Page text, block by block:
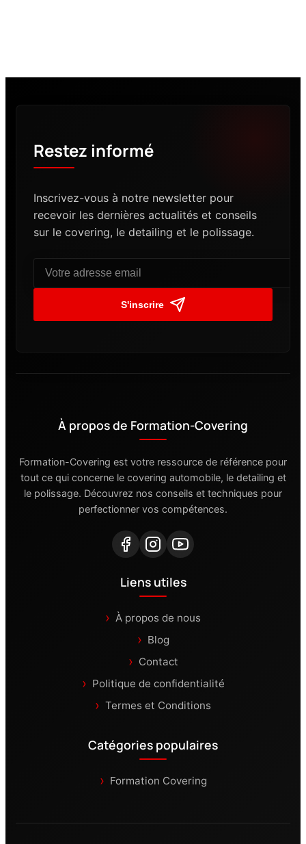
Restez informé
Inscrivez-vous à notre newsletter pour
recevoir les dernières actualités et conseils
sur le covering, le detailing et le polissage.
S'inscrire
À propos de Formation-Covering
Formation-Covering est votre ressource de référence pour
tout ce qui concerne le covering automobile, le detailing et
le polissage. Découvrez nos conseils et techniques pour
perfectionner vos compétences.
Liens utiles
À propos de nous
Blog
Contact
Politique de confidentialité
Termes et Conditions
Catégories populaires
Formation Covering